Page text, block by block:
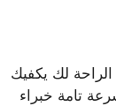
لك يكفيك
تامة خبراء